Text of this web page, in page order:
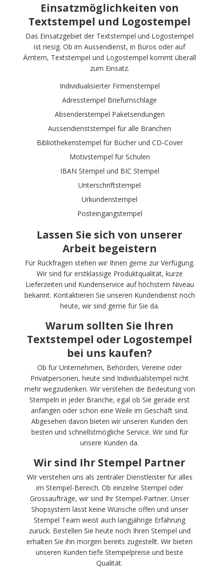
Einsatzmöglichkeiten von
Textstempel und Logostempel
Das Einsatzgebiet der Textstempel und Logostempel
ist riesig. Ob im Aussendienst, in Büros oder auf
Ämtern, Textstempel und Logostempel kommt überall
zum Einsatz.
Individualisierter Firmenstempel
Adresstempel Briefumschläge
Absenderstempel Paketsendungen
Aussendienststempel für alle Branchen
Bibliothekenstempel für Bücher und CD-Cover
Motivstempel für Schulen
IBAN Stempel und BIC Stempel
Unterschriftstempel
Urkundenstempel
Posteingangstempel
Lassen Sie sich von unserer
Arbeit begeistern
Für Rückfragen stehen wir Ihnen gerne zur Verfügung.
Wir sind für erstklassige Produktqualität, kurze
Lieferzeiten und Kundenservice auf höchstem Niveau
bekannt. Kontaktieren Sie unseren Kundendienst noch
heute, wir sind gerne für Sie da.
Warum sollten Sie Ihren
Textstempel oder Logostempel
bei uns kaufen?
Ob für Unternehmen, Behörden, Vereine oder
Privatpersonen, heute sind Individualstempel nicht
mehr wegzudenken. Wir verstehen die Bedeutung von
Stempeln in jeder Branche, egal ob Sie gerade erst
anfangen oder schon eine Weile im Geschäft sind.
Abgesehen davon bieten wir unseren Kunden den
besten und schnellstmögliche Service. Wir sind für
unsere Kunden da.
Wir sind Ihr Stempel Partner
Wir verstehen uns als zentraler Dienstleister für alles
im Stempel-Bereich. Ob einzelne Stempel oder
Grossaufträge, wir sind Ihr Stempel-Partner. Unser
Shopsystem lässt keine Wünsche offen und unser
Stempel Team weist auch langjährige Erfahrung
zurück. Bestellen Sie heute noch Ihren Stempel und
erhalten Sie ihn morgen bereits zugestellt. Wir bieten
unseren Kunden tiefe Stempelpreise und beste
Qualität.